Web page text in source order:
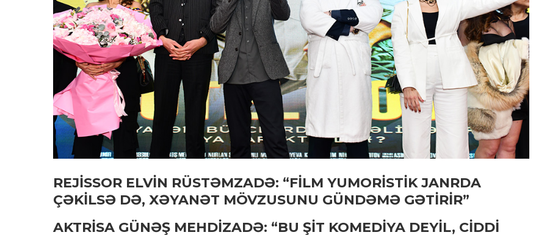
REJİSSOR ELVİN RÜSTƏMZADƏ: “FİLM YUMORİSTİK JANRDA
ÇƏKİLSƏ DƏ, XƏYANƏT MÖVZUSUNU GÜNDƏMƏ GƏTİRİR”
AKTRİSA GÜNƏŞ MEHDİZADƏ: “BU ŞİT KOMEDİYA DEYİL, CİDDİ
EMİN ƏFƏNDİYEV YENİ FİLMİ
“QEYB OLMA”NIN
ÇƏKİLİŞLƏRİNİ DAVAM...